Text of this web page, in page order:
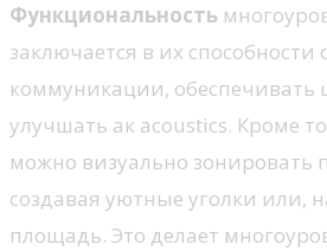
Функциональность
заключается в их способности
коммуникации,
улучшать ак acoustics. Кроме
можно визуально зонировать
создавая уютные уголки или,
площадь. Это делает